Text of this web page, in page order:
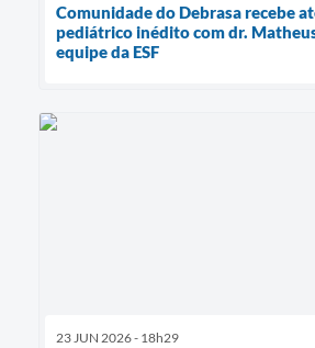
Comunidade do Debrasa recebe
pediátrico inédito com dr.
equipe da ESF
23 JUN 2026 - 18h29